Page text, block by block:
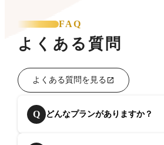
FAQ
よくある質問
よくある質問を見る
Q どんなプランがありますか？